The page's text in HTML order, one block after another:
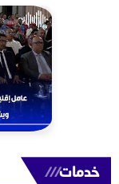
خدمات///